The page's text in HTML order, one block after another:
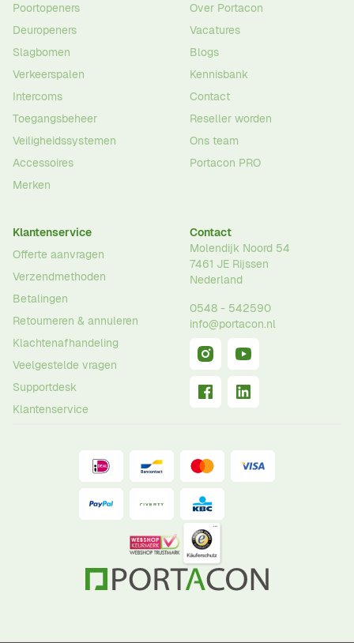
Poortopeners
Deuropeners
Slagbomen
Verkeerspalen
Intercoms
Toegangsbeheer
Veiligheidssystemen
Accessoires
Merken
Over Portacon
Vacatures
Blogs
Kennisbank
Contact
Reseller worden
Ons team
Portacon PRO
Klantenservice
Offerte aanvragen
Verzendmethoden
Betalingen
Retourneren & annuleren
Klachtenafhandeling
Veelgestelde vragen
Supportdesk
Klantenservice
Contact
Molendijk Noord 54
7461 JE Rijssen
Nederland
0548 - 542590
info@portacon.nl